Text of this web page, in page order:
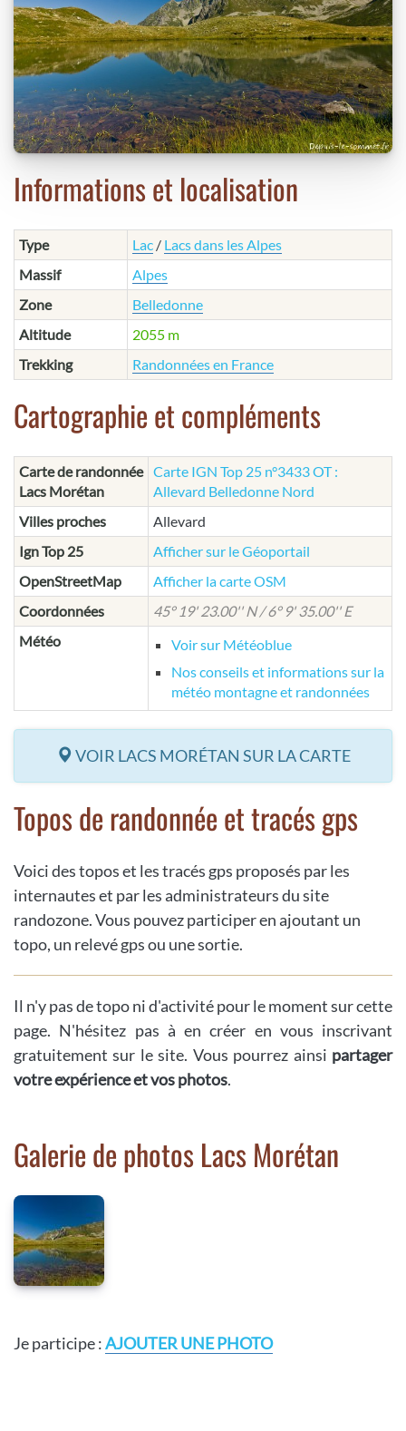
Informations et localisation
Type Lac / Lacs dans les Alpes
Massif
Alpes
Zone
Belledonne
Altitude
2055 m
Trekking
Randonnées en France
Cartographie et compléments
Carte de randonnée
Lacs Morétan
Carte IGN Top 25 n°3433 OT :
Allevard Belledonne Nord
Villes proches
Allevard
Ign Top 25
Afficher sur le Géoportail
OpenStreetMap
Afficher la carte OSM
Coordonnées
45° 19' 23.00'' N / 6° 9' 35.00'' E
Météo
Voir sur Météoblue
Nos conseils et informations sur la
météo montagne et randonnées
VOIR LACS MORÉTAN SUR LA CARTE
Topos de randonnée et tracés gps
Voici des topos et les tracés gps proposés par les
internautes et par les administrateurs du site
randozone. Vous pouvez participer en ajoutant un
topo, un relevé gps ou une sortie.
Il n'y pas de topo ni d'activité pour le moment sur cette
page. N'hésitez pas à en créer en vous inscrivant
gratuitement sur le site. Vous pourrez ainsi partager
votre expérience et vos photos.
Galerie de photos Lacs Morétan
Je participe :AJOUTER UNE PHOTO